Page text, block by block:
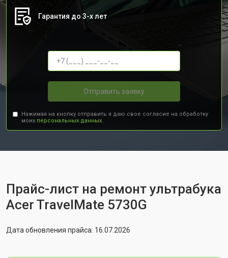
Гарантия до 3-х лет
Отправить заявку
Нажимая на кнопку отправить я даю свое согласие на обработку
моих персональных данных.
Прайс-лист на ремонт ультрабука
Acer TravelMate 5730G
Дата обновления прайса: 16.07.2026